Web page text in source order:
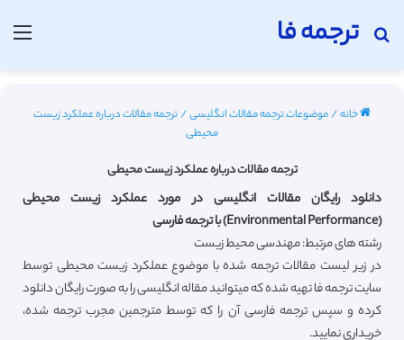
ترجمه فا
جستجو برای
خانه/موضوعات ترجمه مقالات انگلیسی/ترجمه مقالات درباره عملکرد زیست
محیطی
ترجمه مقالات درباره عملکرد زیست محیطی
دانلود رایگان مقالات انگلیسی در مورد عملکرد زیست محیطی
(Environmental Performance) با ترجمه فارسی
رشته های مرتبط: مهندسی محیط زیست
در زیر لیست مقالات ترجمه شده با موضوع عملکرد زیست محیطی توسط
سایت ترجمه فا تهیه شده که میتوانید مقاله انگلیسی را به صورت رایگان دانلود
کرده و سپس ترجمه فارسی آن را که توسط مترجمین مجرب ترجمه شده،
خریداری نمایید.